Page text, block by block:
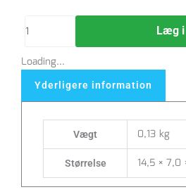
x
"
25
Læg
Loading...
Yderligere information
Vægt 0,13 kg
Størrelse 14,5 × 7,0